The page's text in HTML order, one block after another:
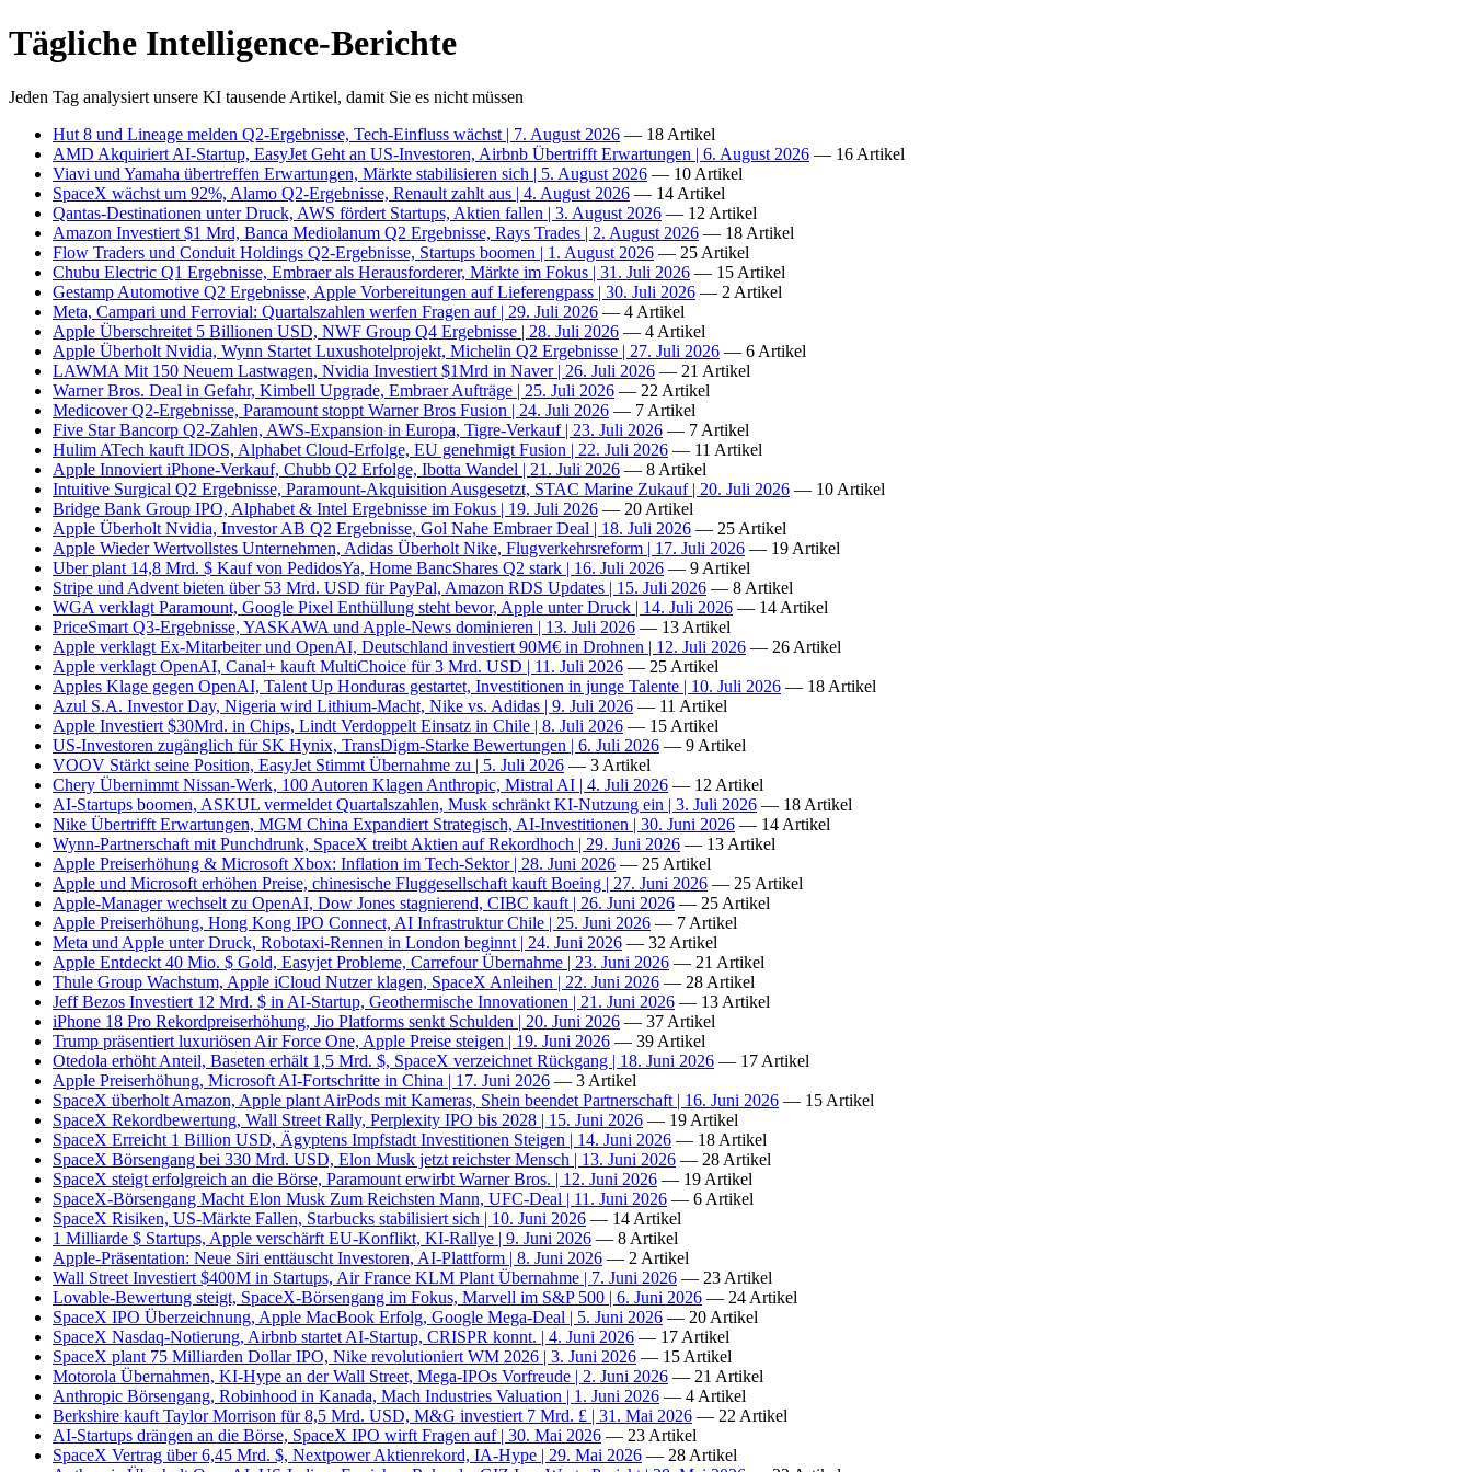
Tägliche Intelligence-Berichte
Jeden Tag analysiert unsere KI tausende Artikel, damit Sie es nicht müssen
Hut 8 und Lineage melden Q2-Ergebnisse, Tech-Einfluss wächst | 7. August 2026 — 18 Artikel
AMD Akquiriert AI-Startup, EasyJet Geht an US-Investoren, Airbnb Übertrifft Erwartungen | 6. August 2026 — 16 Artikel
Viavi und Yamaha übertreffen Erwartungen, Märkte stabilisieren sich | 5. August 2026 — 10 Artikel
SpaceX wächst um 92%, Alamo Q2-Ergebnisse, Renault zahlt aus | 4. August 2026 — 14 Artikel
Qantas-Destinationen unter Druck, AWS fördert Startups, Aktien fallen | 3. August 2026 — 12 Artikel
Amazon Investiert $1 Mrd, Banca Mediolanum Q2 Ergebnisse, Rays Trades | 2. August 2026 — 18 Artikel
Flow Traders und Conduit Holdings Q2-Ergebnisse, Startups boomen | 1. August 2026 — 25 Artikel
Chubu Electric Q1 Ergebnisse, Embraer als Herausforderer, Märkte im Fokus | 31. Juli 2026 — 15 Artikel
Gestamp Automotive Q2 Ergebnisse, Apple Vorbereitungen auf Lieferengpass | 30. Juli 2026 — 2 Artikel
Meta, Campari und Ferrovial: Quartalszahlen werfen Fragen auf | 29. Juli 2026 — 4 Artikel
Apple Überschreitet 5 Billionen USD, NWF Group Q4 Ergebnisse | 28. Juli 2026 — 4 Artikel
Apple Überholt Nvidia, Wynn Startet Luxushotelprojekt, Michelin Q2 Ergebnisse | 27. Juli 2026 — 6 Artikel
LAWMA Mit 150 Neuem Lastwagen, Nvidia Investiert $1Mrd in Naver | 26. Juli 2026 — 21 Artikel
Warner Bros. Deal in Gefahr, Kimbell Upgrade, Embraer Aufträge | 25. Juli 2026 — 22 Artikel
Medicover Q2-Ergebnisse, Paramount stoppt Warner Bros Fusion | 24. Juli 2026 — 7 Artikel
Five Star Bancorp Q2-Zahlen, AWS-Expansion in Europa, Tigre-Verkauf | 23. Juli 2026 — 7 Artikel
Hulim ATech kauft IDOS, Alphabet Cloud-Erfolge, EU genehmigt Fusion | 22. Juli 2026 — 11 Artikel
Apple Innoviert iPhone-Verkauf, Chubb Q2 Erfolge, Ibotta Wandel | 21. Juli 2026 — 8 Artikel
Intuitive Surgical Q2 Ergebnisse, Paramount-Akquisition Ausgesetzt, STAC Marine Zukauf | 20. Juli 2026 — 10 Artikel
Bridge Bank Group IPO, Alphabet & Intel Ergebnisse im Fokus | 19. Juli 2026 — 20 Artikel
Apple Überholt Nvidia, Investor AB Q2 Ergebnisse, Gol Nahe Embraer Deal | 18. Juli 2026 — 25 Artikel
Apple Wieder Wertvollstes Unternehmen, Adidas Überholt Nike, Flugverkehrsreform | 17. Juli 2026 — 19 Artikel
Uber plant 14,8 Mrd. $ Kauf von PedidosYa, Home BancShares Q2 stark | 16. Juli 2026 — 9 Artikel
Stripe und Advent bieten über 53 Mrd. USD für PayPal, Amazon RDS Updates | 15. Juli 2026 — 8 Artikel
WGA verklagt Paramount, Google Pixel Enthüllung steht bevor, Apple unter Druck | 14. Juli 2026 — 14 Artikel
PriceSmart Q3-Ergebnisse, YASKAWA und Apple-News dominieren | 13. Juli 2026 — 13 Artikel
Apple verklagt Ex-Mitarbeiter und OpenAI, Deutschland investiert 90M€ in Drohnen | 12. Juli 2026 — 26 Artikel
Apple verklagt OpenAI, Canal+ kauft MultiChoice für 3 Mrd. USD | 11. Juli 2026 — 25 Artikel
Apples Klage gegen OpenAI, Talent Up Honduras gestartet, Investitionen in junge Talente | 10. Juli 2026 — 18 Artikel
Azul S.A. Investor Day, Nigeria wird Lithium-Macht, Nike vs. Adidas | 9. Juli 2026 — 11 Artikel
Apple Investiert $30Mrd. in Chips, Lindt Verdoppelt Einsatz in Chile | 8. Juli 2026 — 15 Artikel
US-Investoren zugänglich für SK Hynix, TransDigm-Starke Bewertungen | 6. Juli 2026 — 9 Artikel
VOOV Stärkt seine Position, EasyJet Stimmt Übernahme zu | 5. Juli 2026 — 3 Artikel
Chery Übernimmt Nissan-Werk, 100 Autoren Klagen Anthropic, Mistral AI | 4. Juli 2026 — 12 Artikel
AI-Startups boomen, ASKUL vermeldet Quartalszahlen, Musk schränkt KI-Nutzung ein | 3. Juli 2026 — 18 Artikel
Nike Übertrifft Erwartungen, MGM China Expandiert Strategisch, AI-Investitionen | 30. Juni 2026 — 14 Artikel
Wynn-Partnerschaft mit Punchdrunk, SpaceX treibt Aktien auf Rekordhoch | 29. Juni 2026 — 13 Artikel
Apple Preiserhöhung & Microsoft Xbox: Inflation im Tech-Sektor | 28. Juni 2026 — 25 Artikel
Apple und Microsoft erhöhen Preise, chinesische Fluggesellschaft kauft Boeing | 27. Juni 2026 — 25 Artikel
Apple-Manager wechselt zu OpenAI, Dow Jones stagnierend, CIBC kauft | 26. Juni 2026 — 25 Artikel
Apple Preiserhöhung, Hong Kong IPO Connect, AI Infrastruktur Chile | 25. Juni 2026 — 7 Artikel
Meta und Apple unter Druck, Robotaxi-Rennen in London beginnt | 24. Juni 2026 — 32 Artikel
Apple Entdeckt 40 Mio. $ Gold, Easyjet Probleme, Carrefour Übernahme | 23. Juni 2026 — 21 Artikel
Thule Group Wachstum, Apple iCloud Nutzer klagen, SpaceX Anleihen | 22. Juni 2026 — 28 Artikel
Jeff Bezos Investiert 12 Mrd. $ in AI-Startup, Geothermische Innovationen | 21. Juni 2026 — 13 Artikel
iPhone 18 Pro Rekordpreiserhöhung, Jio Platforms senkt Schulden | 20. Juni 2026 — 37 Artikel
Trump präsentiert luxuriösen Air Force One, Apple Preise steigen | 19. Juni 2026 — 39 Artikel
Otedola erhöht Anteil, Baseten erhält 1,5 Mrd. $, SpaceX verzeichnet Rückgang | 18. Juni 2026 — 17 Artikel
Apple Preiserhöhung, Microsoft AI-Fortschritte in China | 17. Juni 2026 — 3 Artikel
SpaceX überholt Amazon, Apple plant AirPods mit Kameras, Shein beendet Partnerschaft | 16. Juni 2026 — 15 Artikel
SpaceX Rekordbewertung, Wall Street Rally, Perplexity IPO bis 2028 | 15. Juni 2026 — 19 Artikel
SpaceX Erreicht 1 Billion USD, Ägyptens Impfstadt Investitionen Steigen | 14. Juni 2026 — 18 Artikel
SpaceX Börsengang bei 330 Mrd. USD, Elon Musk jetzt reichster Mensch | 13. Juni 2026 — 28 Artikel
SpaceX steigt erfolgreich an die Börse, Paramount erwirbt Warner Bros. | 12. Juni 2026 — 19 Artikel
SpaceX-Börsengang Macht Elon Musk Zum Reichsten Mann, UFC-Deal | 11. Juni 2026 — 6 Artikel
SpaceX Risiken, US-Märkte Fallen, Starbucks stabilisiert sich | 10. Juni 2026 — 14 Artikel
1 Milliarde $ Startups, Apple verschärft EU-Konflikt, KI-Rallye | 9. Juni 2026 — 8 Artikel
Apple-Präsentation: Neue Siri enttäuscht Investoren, AI-Plattform | 8. Juni 2026 — 2 Artikel
Wall Street Investiert $400M in Startups, Air France KLM Plant Übernahme | 7. Juni 2026 — 23 Artikel
Lovable-Bewertung steigt, SpaceX-Börsengang im Fokus, Marvell im S&P 500 | 6. Juni 2026 — 24 Artikel
SpaceX IPO Überzeichnung, Apple MacBook Erfolg, Google Mega-Deal | 5. Juni 2026 — 20 Artikel
SpaceX Nasdaq-Notierung, Airbnb startet AI-Startup, CRISPR konnt. | 4. Juni 2026 — 17 Artikel
SpaceX plant 75 Milliarden Dollar IPO, Nike revolutioniert WM 2026 | 3. Juni 2026 — 15 Artikel
Motorola Übernahmen, KI-Hype an der Wall Street, Mega-IPOs Vorfreude | 2. Juni 2026 — 21 Artikel
Anthropic Börsengang, Robinhood in Kanada, Mach Industries Valuation | 1. Juni 2026 — 4 Artikel
Berkshire kauft Taylor Morrison für 8,5 Mrd. USD, M&G investiert 7 Mrd. £ | 31. Mai 2026 — 22 Artikel
AI-Startups drängen an die Börse, SpaceX IPO wirft Fragen auf | 30. Mai 2026 — 23 Artikel
SpaceX Vertrag über 6,45 Mrd. $, Nextpower Aktienrekord, IA-Hype | 29. Mai 2026 — 28 Artikel